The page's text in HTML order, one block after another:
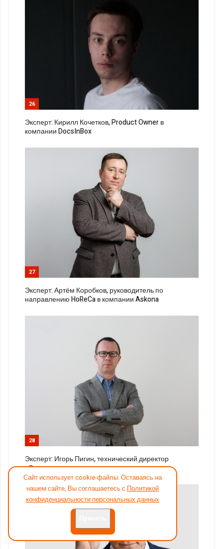
26
Эксперт: Кирилл Кочетков, Product Owner в
компании DocsInBox
27
Эксперт: Артём Коробков, руководитель по
направлению HoReCa в компании Askona
28
Эксперт: Игорь Пигин, технический директор
«Эделинк»
Сайт использует cookie-файлы. Оставаясь на
нашем сайте, Вы соглашаетесь с Политикой
конфиденциальности персональных данных